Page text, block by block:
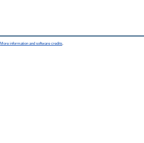
More information and software credits